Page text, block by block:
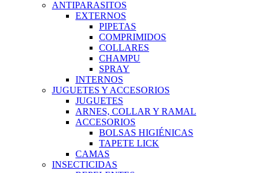
ANTIPARASITOS
EXTERNOS
PIPETAS
COMPRIMIDOS
COLLARES
CHAMPU
SPRAY
INTERNOS
JUGUETES Y ACCESORIOS
JUGUETES
ARNES, COLLAR Y RAMAL
ACCESORIOS
BOLSAS HIGIÉNICAS
TAPETE LICK
CAMAS
INSECTICIDAS